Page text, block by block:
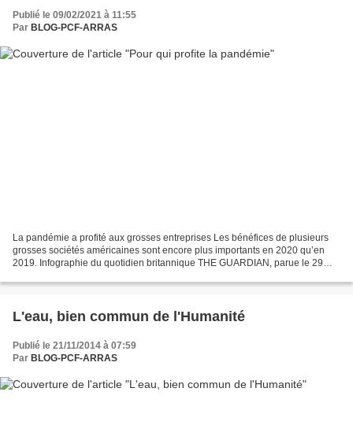
Publié le 09/02/2021 à 11:55
Par BLOG-PCF-ARRAS
La pandémie a profité aux grosses entreprises Les bénéfices de plusieurs
grosses sociétés américaines sont encore plus importants en 2020 qu’en
2019. Infographie du quotidien britannique THE GUARDIAN, parue le 29
L'eau, bien commun de l'Humanité
Publié le 21/11/2014 à 07:59
Par BLOG-PCF-ARRAS